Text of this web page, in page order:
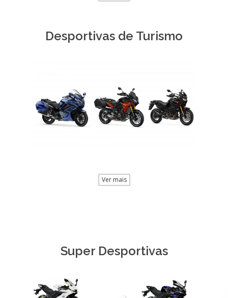
Desportivas de Turismo
Ver mais
Super Desportivas